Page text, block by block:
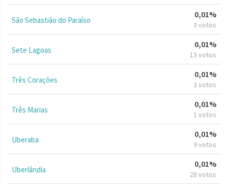
São Sebastião do Paraíso
0,01%
3 votos
Sete Lagoas
0,01%
13 votos
Três Corações
0,01%
3 votos
Três Marias
0,01%
1 votos
Uberaba
0,01%
9 votos
Uberlândia
0,01%
28 votos